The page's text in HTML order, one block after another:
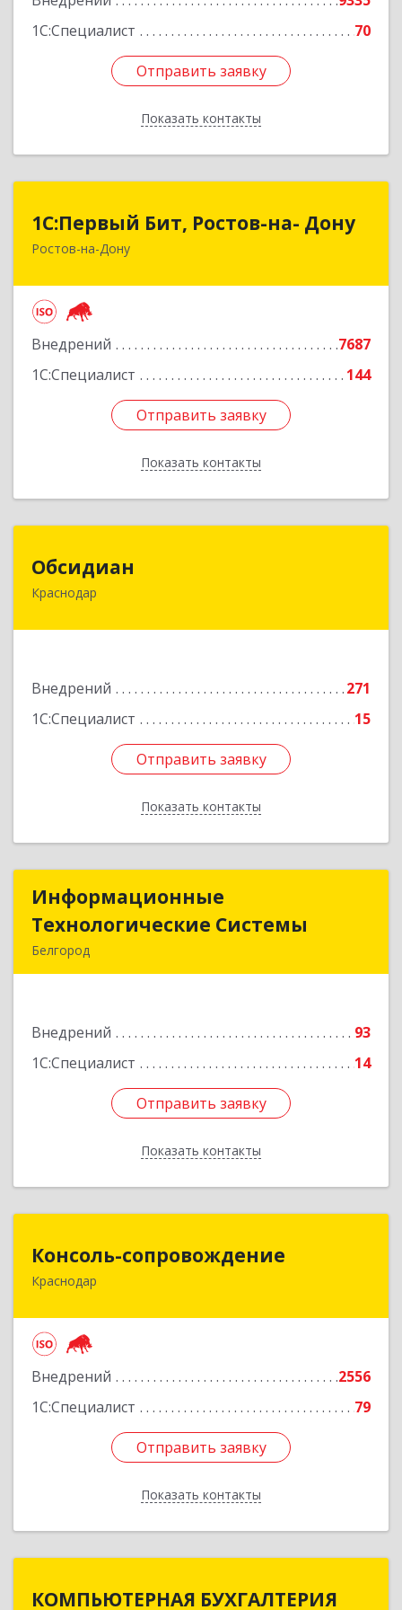
1С:Специалист
70
Отправить заявку
Показать контакты
Отправить заявку
Назад
1С:Первый Бит, Ростов-на- Дону
Ростов-на-Дону
Внедрений
7687
1С:Специалист
144
Отправить заявку
Показать контакты
1С:Первый Бит, Ростов-на- Дону
344091, Ростовская обл, Ростов-на-Дону г,
Отправить заявку
Назад
Обсидиан
Краснодар
Внедрений
271
1С:Специалист
15
Отправить заявку
Показать контакты
Краснодарский край, Краснодар г, 11-й
Подробнее
Отправить заявку
Назад
Информационные
Технологические Системы
Белгород
Внедрений
93
1С:Специалист
14
Отправить заявку
Показать контакты
Информационные
Технологические Системы
Подробнее
Отправить заявку
Назад
Консоль-сопровождение
Краснодар
Внедрений
2556
1С:Специалист
79
Отправить заявку
Показать контакты
350051, Краснодарский край, Краснодар г,
Отправить заявку
Назад
КОМПЬЮТЕРНАЯ БУХГАЛТЕРИЯ